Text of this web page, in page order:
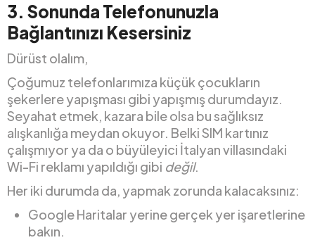
3. Sonunda Telefonunuzla
Bağlantınızı Kesersiniz
Dürüst olalım,
Çoğumuz telefonlarımıza küçük çocukların
şekerlere yapışması gibi yapışmış durumdayız.
Seyahat etmek, kazara bile olsa bu sağlıksız
alışkanlığa meydan okuyor. Belki SIM kartınız
çalışmıyor ya da o büyüleyici İtalyan villasındaki
Wi-Fi reklamı yapıldığı gibi değil.
Her iki durumda da, yapmak zorunda kalacaksınız:
Google Haritalar yerine gerçek yer işaretlerine
bakın.